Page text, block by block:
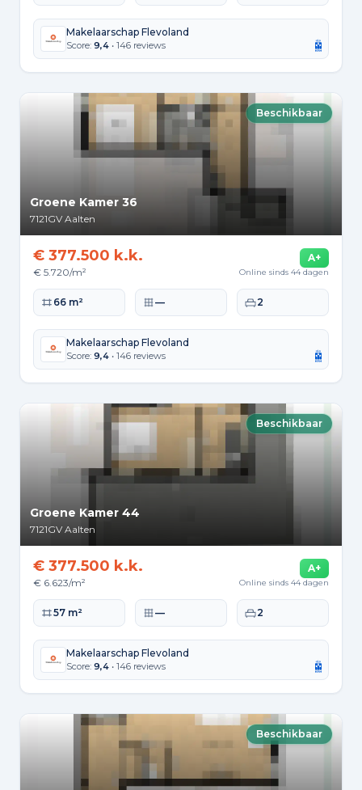
Makelaarschap Flevoland
Score: 9,4 • 146 reviews
Beschikbaar
Groene Kamer 36
7121GV Aalten
€ 377.500 k.k.
€ 5.720/m²
A+
Online sinds 44 dagen
Woonoppervlakte
66 m² Perceeloppervlakte
— Slaapkamers
2
Makelaarschap Flevoland
Score: 9,4 • 146 reviews
Beschikbaar
Groene Kamer 44
7121GV Aalten
€ 377.500 k.k.
€ 6.623/m²
A+
Online sinds 44 dagen
Woonoppervlakte
57 m² Perceeloppervlakte
— Slaapkamers
2
Makelaarschap Flevoland
Score: 9,4 • 146 reviews
Beschikbaar